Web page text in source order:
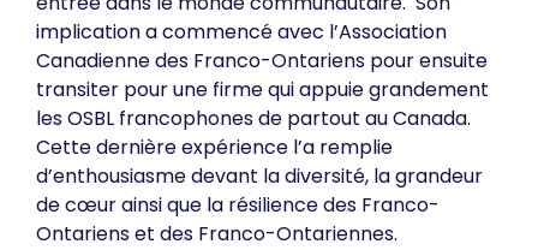
implication a commencé avec l’Association
Canadienne des Franco-Ontariens pour ensuite
transiter pour une firme qui appuie grandement
les OSBL francophones de partout au Canada.
Cette dernière expérience l’a remplie
d’enthousiasme devant la diversité, la grandeur
de cœur ainsi que la résilience des Franco-
Ontariens et des Franco-Ontariennes.